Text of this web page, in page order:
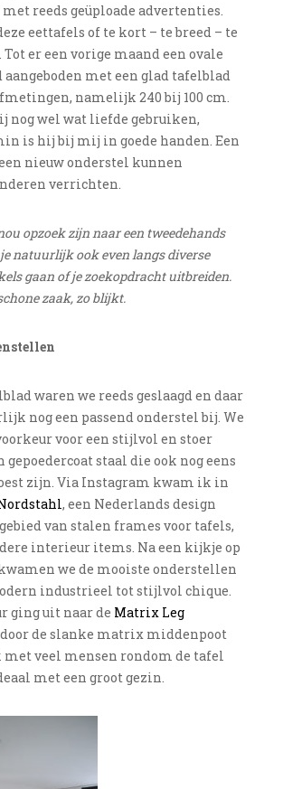
reeds geüploade advertenties.
eettafels of te kort – te breed – te
er een vorige maand een ovale
met een glad tafelblad
namelijk 240 bij 100 cm.
nog wel wat liefde gebruiken,
is hij bij mij in goede handen. Een
nieuw onderstel kunnen
verrichten.
opzoek zijn naar een tweedehands
natuurlijk ook even langs diverse
gaan of je zoekopdracht uitbreiden.
zaak, zo blijkt.
waren we reeds geslaagd en daar
nog een passend onderstel bij. We
voor een stijlvol en stoer
gepoedercoat staal die ook nog eens
zijn. Via Instagram kwam ik in
, een Nederlands design
van stalen frames voor tafels,
interieur items. Na een kijkje op
we de mooiste onderstellen
industrieel tot stijlvol chique.
ging uit naar de Matrix Leg
de slanke matrix middenpoot
veel mensen rondom de tafel
met een groot gezin.